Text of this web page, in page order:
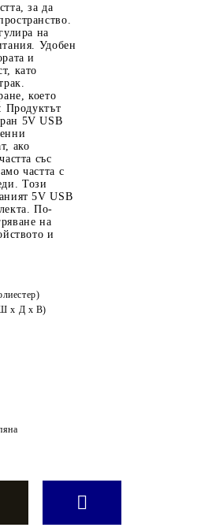
за да
на
Удобен
и
като
което
Продуктът
5V USB
ако
със
частта с
Този
5V USB
По-
на
и
x Д x В)